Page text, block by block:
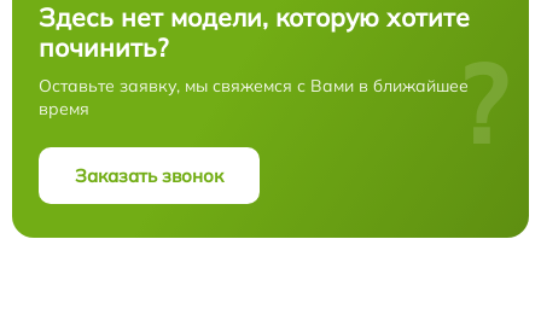
Здесь нет модели, которую хотите
починить?
Оставьте заявку, мы свяжемся с Вами в ближайшее
время
Заказать звонок
?